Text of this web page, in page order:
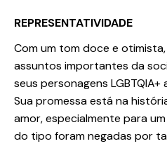
REPRESENTATIVIDADE
Com um tom doce e
assuntos importantes da
seus personagens
Sua promessa está na
amor, especialmente para
do tipo foram negadas por